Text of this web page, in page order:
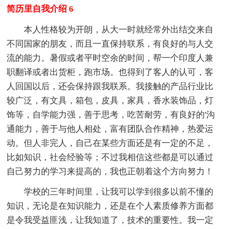
简历里自我介绍 6
本人性格较为开朗，从大一时就经常外出结交来自
不同国家的朋友，而且一直保持联系，有良好的与人交
流的能力。暑假或者平时空余的时间，帮一个印度人兼
职翻译或者出货柜，跑市场。也得到了客人的认可，客
人回国以后，还会保持跟我联系。我接触的产品行业比
较广泛，有文具，箱包，皮具，家具，香水装饰品，灯
饰等，自学能力强，善于思考，吃苦耐劳，有良好的'沟
通能力，善于与他人相处，富有团队合作精神，热爱运
动。但人非完人，自己在某些方面还是有一定的不足，
比如知识，社会经验等；不过我相信这些都是可以通过
自己努力的学习来提高的，我也正朝着这个方向努力！
学校的三年时间里，让我可以学到很多以前不懂的
知识，无论是在知识能力，还是在个人素质修养方面都
是令我受益匪浅，让我知道了，技术的重要性。我一定